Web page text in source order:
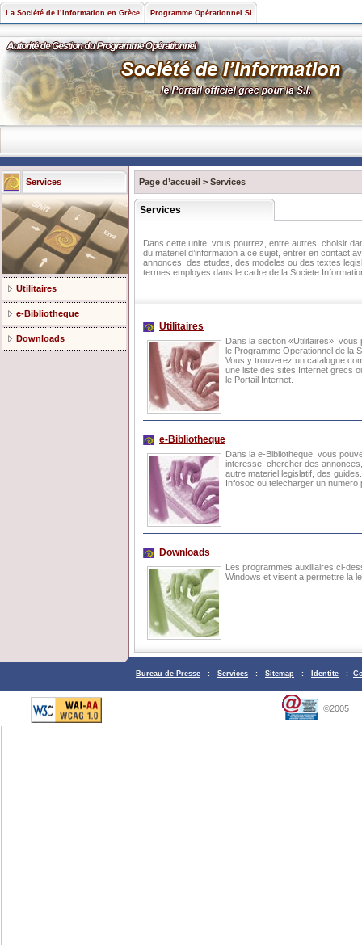
La Société de l’Information en Grèce Programme Opérationnel SI
Services
Utilitaires
e-Βibliotheque
Downloads
Page d’accueil > Services
Services
Dans cette unite, vous pourrez, entre autres, choisir
du materiel d’information a ce sujet, entrer en contact
annonces, des etudes, des modeles ou des textes
termes employes dans le cadre de la Societe
Utilitaires
Dans la section «Utilitaires»,
le Programme Operationnel de la
Vous y trouverez un catalogue
une liste des sites Internet grecs
le Portail Internet.
e-Βibliotheque
Dans la e-Bibliotheque, vous
interesse, chercher des
autre materiel legislatif, des
Infosoc ou telecharger un numero
Downloads
Les programmes auxiliaires ci-
Windows et visent a permettre la
Bureau de Presse : Services : Sitemap : Identite :
©2005